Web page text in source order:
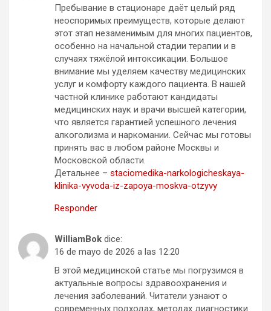
Пребывание в стационаре даёт целый ряд
неоспоримых преимуществ, которые делают
этот этап незаменимым для многих пациентов,
особенно на начальной стадии терапии и в
случаях тяжёлой интоксикации. Большое
внимание мы уделяем качеству медицинских
услуг и комфорту каждого пациента. В нашей
частной клинике работают кандидаты
медицинских наук и врачи высшей категории,
что является гарантией успешного лечения
алкоголизма и наркомании. Сейчас мы готовы
принять вас в любом районе Москвы и
Московской области.
Детальнее – staciomedika-narkologicheskaya-
klinika-vyvoda-iz-zapoya-moskva-otzyvy
Responder
WilliamBok dice:
16 de mayo de 2026 a las 12:20
В этой медицинской статье мы погрузимся в
актуальные вопросы здравоохранения и
лечения заболеваний. Читатели узнают о
современных подходах, методах диагностики